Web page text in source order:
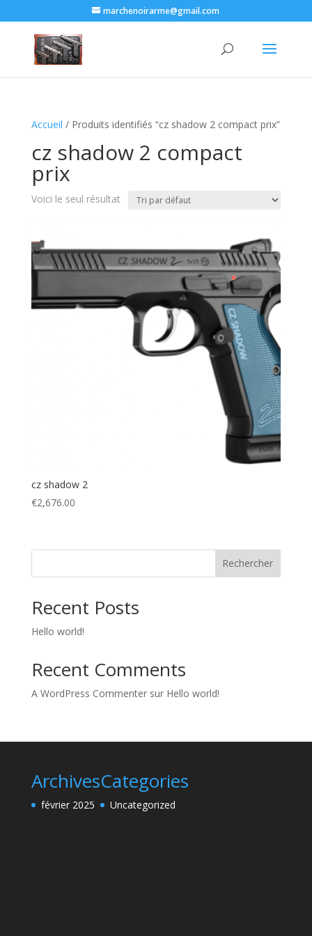
marchenoirarme@gmail.com
Accueil / Produits identifiés “cz shadow 2 compact prix​”
cz shadow 2 compact
prix​
Voici le seul résultat
cz shadow 2
€2,676.00
Rechercher
Recent Posts
Hello world!
Recent Comments
A WordPress Commentersur Hello world!
Archives
février 2025
Categories
Uncategorized